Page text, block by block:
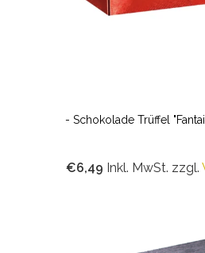
- Schokolade Trüffel
€6,49 Inkl. MwSt. zzgl.